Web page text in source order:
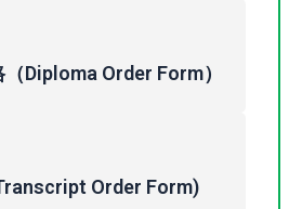
Diploma Order Form）
Order Form)